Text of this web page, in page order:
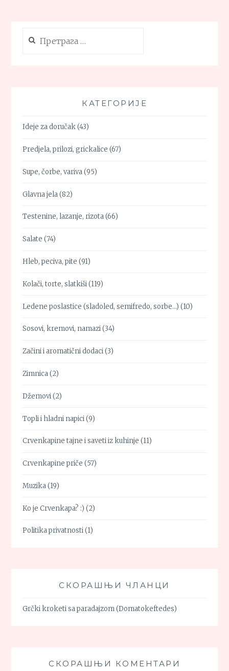
за:
КАТЕГОРИЈЕ
Ideje za doručak(43)
Predjela, prilozi, grickalice (67)
Supe, čorbe, variva(95)
Glavna jela(82)
Testenine, lazanje, rizota(66)
Salate (74)
Hleb, peciva, pite (91)
Kolači, torte, slatkiši(119)
Ledene poslastice (sladoled, semifredo, sorbe…) (10)
Sosovi, kremovi, namazi(34)
Začini i aromatični dodaci(3)
Zimnica(2)
Džemovi(2)
Topli i hladni napici(9)
Crvenkapine tajne i saveti iz kuhinje (11)
Crvenkapine priče (57)
Muzika(19)
Ko je Crvenkapa? :) (2)
Politika privatnosti(1)
СКОРАШЊИ ЧЛАНЦИ
Grčki kroketi sa paradajzom (Domatokeftedes)
СКОРАШЊИ КОМЕНТАРИ